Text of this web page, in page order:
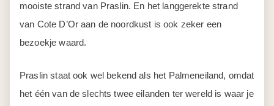
mooiste strand van Praslin. En het langgerekte strand
van Cote D’Or aan de noordkust is ook zeker een
bezoekje waard.
Praslin staat ook wel bekend als het Palmeneiland, omdat
het één van de slechts twee eilanden ter wereld is waar je